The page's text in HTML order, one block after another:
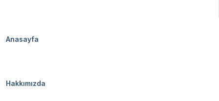
Anasayfa
Hakkımızda